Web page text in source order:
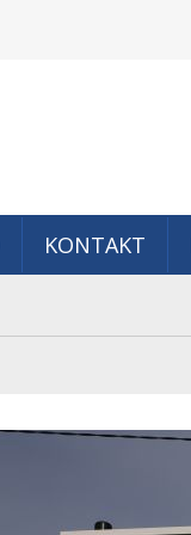
KONTAKT